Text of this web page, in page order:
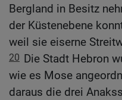
Bergland in Besitz
der Küstenebene
weil sie eiserne
20 Die Stadt Hebron
wie es Mose
daraus die drei